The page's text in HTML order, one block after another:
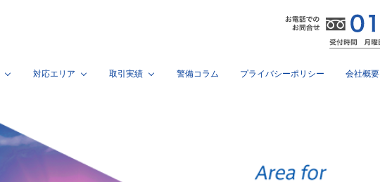
対応エリア 取引実績 警備コラム プライバシーポリシー 会社概要